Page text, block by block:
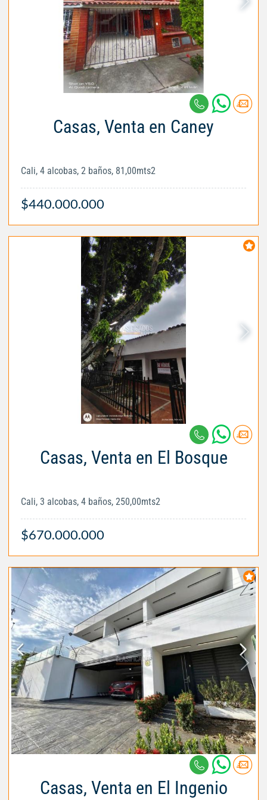
Casas, Venta en Caney
Cali, 4 alcobas, 2 baños, 81,00mts2
$440.000.000
Casas, Venta en El Bosque
Cali, 3 alcobas, 4 baños, 250,00mts2
$670.000.000
Casas, Venta en El Ingenio